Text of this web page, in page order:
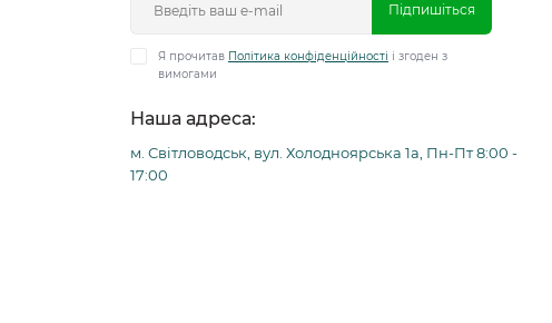
Підпишіться
Я прочитав Політика конфіденційності і згоден з
вимогами
Наша адреса:
м. Світловодськ, вул. Холодноярська 1а, Пн-Пт 8:00 -
17:00